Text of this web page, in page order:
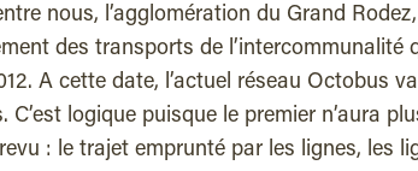
nous, l’agglomération du Grand
des transports de l’intercommunalité
A cette date, l’actuel réseau Octobus
C’est logique puisque le premier n’aura
: le trajet emprunté par les lignes, les